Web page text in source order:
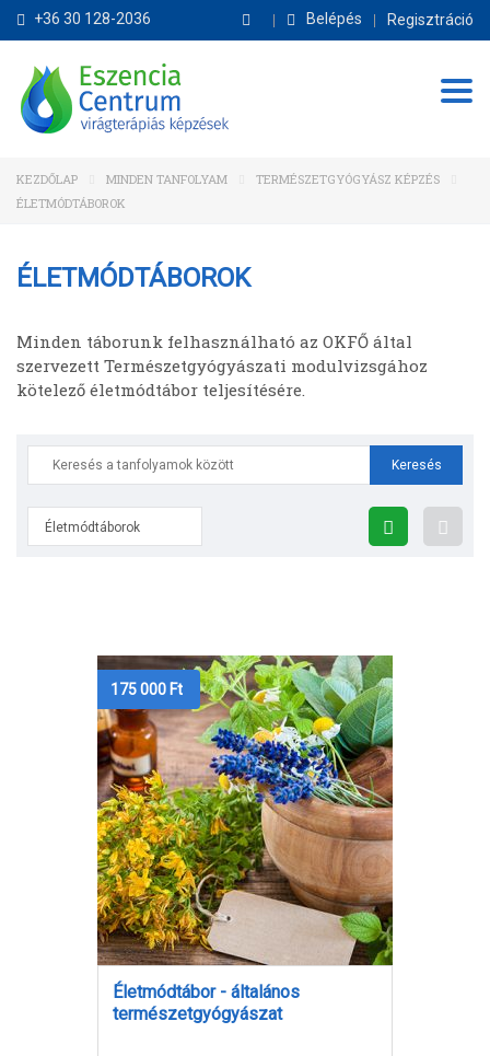
Belépés Regisztráció
+36 30 128-2036
KEZDŐLAP MINDEN TANFOLYAM
TERMÉSZETGYÓGYÁSZ KÉPZÉS
ÉLETMÓDTÁBOROK
ÉLETMÓDTÁBOROK
Minden táborunk felhasználható az OKFŐ által
szervezett Természetgyógyászati modulvizsgához
kötelező életmódtábor teljesítésére.
Search
for:
Életmódtáborok
175 000 Ft
Életmódtábor - általános
természetgyógyászat